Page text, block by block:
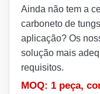
Ainda não tem a
carboneto de
aplicação? Os
solução mais
requisitos.
MOQ: 1 peça,